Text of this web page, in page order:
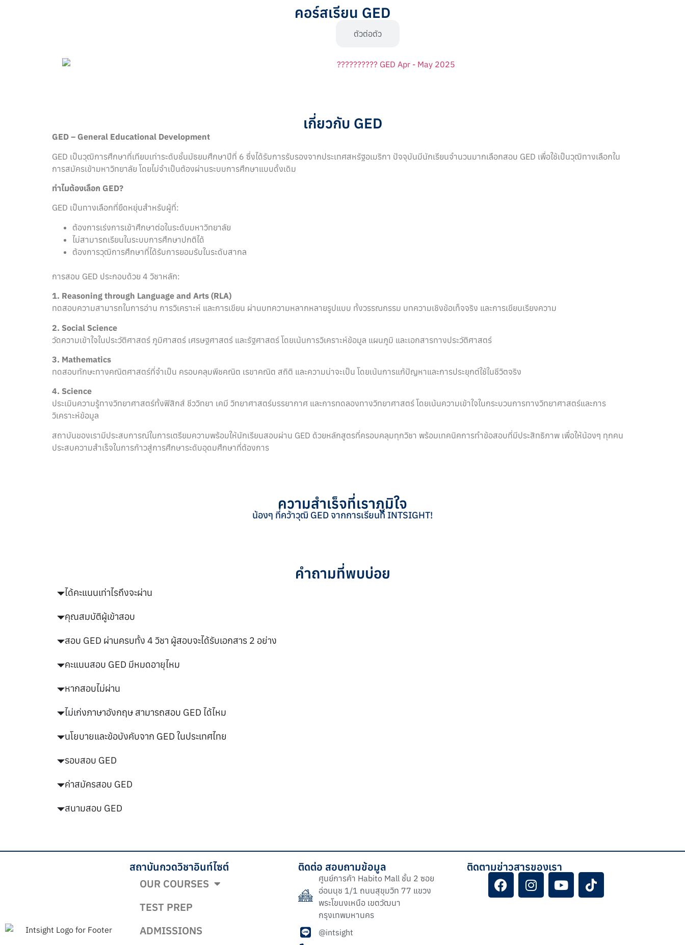
elit dolor
elit dolor
คอร์สเรียน GED
ตัวต่อตัว
เกี่ยวกับ GED
GED – General Educational Development
GED เป็นวุฒิการศึกษาที่เทียบเท่าระดับชั้นมัธยมศึกษาปีที่ 6 ซึ่งได้รับการรับรองจากประเทศสหรัฐอเมริกา ปัจจุบันมีนักเรียนจำนวนมากเลือกสอบ GED เพื่อใช้เป็นวุฒิทางเลือกใน
การสมัครเข้ามหาวิทยาลัย โดยไม่จำเป็นต้องผ่านระบบการศึกษาแบบดั้งเดิม
ทำไมต้องเลือก GED?
GED เป็นทางเลือกที่ยืดหยุ่นสำหรับผู้ที่:
ต้องการเร่งการเข้าศึกษาต่อในระดับมหาวิทยาลัย
ไม่สามารถเรียนในระบบการศึกษาปกติได้
ต้องการวุฒิการศึกษาที่ได้รับการยอมรับในระดับสากล
การสอบ GED ประกอบด้วย 4 วิชาหลัก:
1. Reasoning through Language and Arts (RLA)
ทดสอบความสามารถในการอ่าน การวิเคราะห์ และการเขียน ผ่านบทความหลากหลายรูปแบบ ทั้งวรรณกรรม บทความเชิงข้อเท็จจริง และการเขียนเรียงความ
2. Social Science
วัดความเข้าใจในประวัติศาสตร์ ภูมิศาสตร์ เศรษฐศาสตร์ และรัฐศาสตร์ โดยเน้นการวิเคราะห์ข้อมูล แผนภูมิ และเอกสารทางประวัติศาสตร์
3. Mathematics
ทดสอบทักษะทางคณิตศาสตร์ที่จำเป็น ครอบคลุมพีชคณิต เรขาคณิต สถิติ และความน่าจะเป็น โดยเน้นการแก้ปัญหาและการประยุกต์ใช้ในชีวิตจริง
4. Science
ประเมินความรู้ทางวิทยาศาสตร์ทั้งฟิสิกส์ ชีววิทยา เคมี วิทยาศาสตร์บรรยากาศ และการทดลองทางวิทยาศาสตร์ โดยเน้นความเข้าใจในกระบวนการทางวิทยาศาสตร์และการ
วิเคราะห์ข้อมูล
สถาบันของเรามีประสบการณ์ในการเตรียมความพร้อมให้นักเรียนสอบผ่าน GED ด้วยหลักสูตรที่ครอบคลุมทุกวิชา พร้อมเทคนิคการทำข้อสอบที่มีประสิทธิภาพ เพื่อให้น้องๆ ทุกคน
ประสบความสำเร็จในการก้าวสู่การศึกษาระดับอุดมศึกษาที่ต้องการ
ความสำเร็จที่เราภูมิใจ
น้องๆ ที่คว้าวุฒิ GED จากการเรียนที่ INTSIGHT!
คำถามที่พบบ่อย
ได้คะแนนเท่าไรถึงจะผ่าน
คุณสมบัติผู้เข้าสอบ
สอบ GED ผ่านครบทั้ง 4 วิชา ผู้สอบจะได้รับเอกสาร 2 อย่าง
คะแนนสอบ GED มีหมดอายุไหม
หากสอบไม่ผ่าน
ไม่เก่งภาษาอังกฤษ สามารถสอบ GED ได้ไหม
นโยบายและข้อบังคับจาก GED ในประเทศไทย
รอบสอบ GED
ค่าสมัครสอบ GED
สนามสอบ GED
สถาบันกวดวิชาอินท์ไซต์
OUR COURSES
TEST PREP
ADMISSIONS
ติดต่อ สอบถามข้อมูล
ศูนย์การค้า Habito Mall ชั้น 2 ซอย
อ่อนนุช 1/1 ถนนสุขุมวิท 77 แขวง
พระโขนงเหนือ เขตวัฒนา
กรุงเทพมหานคร
@intsight
ติดตามข่าวสารของเรา